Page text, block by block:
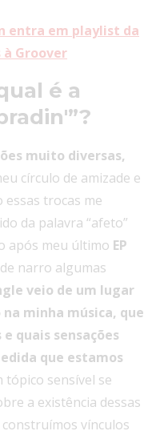
entra em playlist da
à Groover
é a
muito diversas,
círculo de amizade e
trocas me
da palavra “afeto”
após meu último EP
narro algumas
veio de um lugar
minha música, que
quais sensações
que estamos
tópico sensível se
a existência dessas
vínculos